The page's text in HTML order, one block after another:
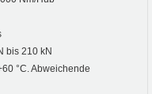
bis 210 kN
°C. Abweichende